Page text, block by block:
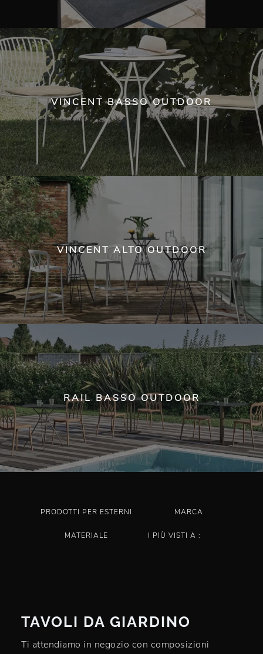
VINCENT BASSO OUTDOOR
VINCENT ALTO OUTDOOR
RAIL BASSO OUTDOOR
PRODOTTI PER ESTERNI MARCA
MATERIALE I PIÙ VISTI A :
TAVOLI DA GIARDINO
Ti attendiamo in negozio con composizioni